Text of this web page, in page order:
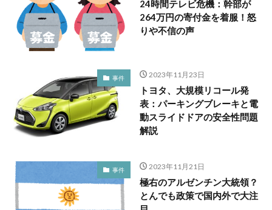
24時間テレビ危機：幹部が
264万円の寄付金を着服！怒
りや不信の声
事件 2023年11月23日
トヨタ、大規模リコール発
表：パーキングブレーキと電
動スライドドアの安全性問題
解説
事件 2023年11月21日
極右のアルゼンチン大統領？
とんでも政策で国内外で大注